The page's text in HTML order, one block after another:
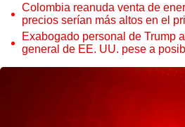
Colombia reanuda venta de
precios serían más altos en el
según Cenace
Exabogado personal de Trump
general de EE. UU. pese a